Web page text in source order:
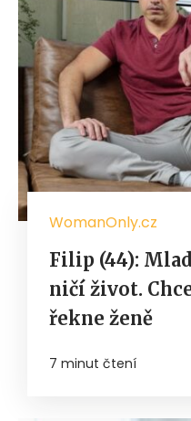
WomanOnly.cz
Filip (44):
ničí život.
řekne ženě
7 minut čtení